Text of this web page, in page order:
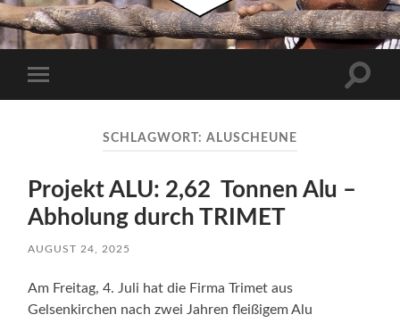
Servir
e.V.
Menü
SCHLAGWORT: ALUSCHEUNE
Projekt ALU: 2,62 Tonnen Alu –
Abholung durch TRIMET
AUGUST 24, 2025
Am Freitag, 4. Juli hat die Firma Trimet aus
Gelsenkirchen nach zwei Jahren fleißigem Alu